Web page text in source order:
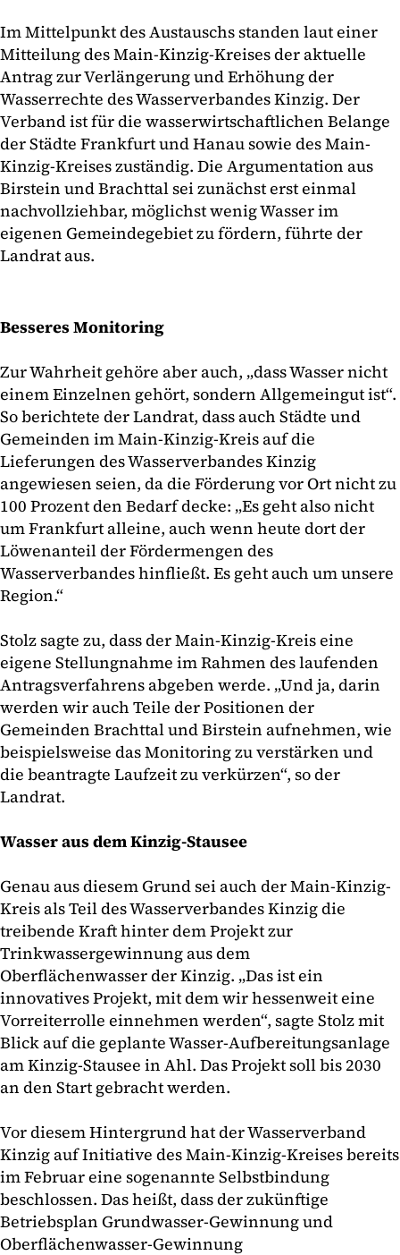
Im Mittelpunkt des Austauschs standen laut einer
Mitteilung des Main-Kinzig-Kreises der aktuelle
Antrag zur Verlängerung und Erhöhung der
Wasserrechte des Wasserverbandes Kinzig. Der
Verband ist für die wasserwirtschaftlichen Belange
der Städte Frankfurt und Hanau sowie des Main-
Kinzig-Kreises zuständig. Die Argumentation aus
Birstein und Brachttal sei zunächst erst einmal
nachvollziehbar, möglichst wenig Wasser im
eigenen Gemeindegebiet zu fördern, führte der
Landrat aus.
Besseres Monitoring
Zur Wahrheit gehöre aber auch, „dass Wasser nicht
einem Einzelnen gehört, sondern Allgemeingut ist“.
So berichtete der Landrat, dass auch Städte und
Gemeinden im Main-Kinzig-Kreis auf die
Lieferungen des Wasserverbandes Kinzig
angewiesen seien, da die Förderung vor Ort nicht zu
100 Prozent den Bedarf decke: „Es geht also nicht
um Frankfurt alleine, auch wenn heute dort der
Löwenanteil der Fördermengen des
Wasserverbandes hinfließt. Es geht auch um unsere
Region.“
Stolz sagte zu, dass der Main-Kinzig-Kreis eine
eigene Stellungnahme im Rahmen des laufenden
Antragsverfahrens abgeben werde. „Und ja, darin
werden wir auch Teile der Positionen der
Gemeinden Brachttal und Birstein aufnehmen, wie
beispielsweise das Monitoring zu verstärken und
die beantragte Laufzeit zu verkürzen“, so der
Landrat.
Wasser aus dem Kinzig-Stausee
Genau aus diesem Grund sei auch der Main-Kinzig-
Kreis als Teil des Wasserverbandes Kinzig die
treibende Kraft hinter dem Projekt zur
Trinkwassergewinnung aus dem
Oberflächenwasser der Kinzig. „Das ist ein
innovatives Projekt, mit dem wir hessenweit eine
Vorreiterrolle einnehmen werden“, sagte Stolz mit
Blick auf die geplante Wasser-Aufbereitungsanlage
am Kinzig-Stausee in Ahl. Das Projekt soll bis 2030
an den Start gebracht werden.
Vor diesem Hintergrund hat der Wasserverband
Kinzig auf Initiative des Main-Kinzig-Kreises bereits
im Februar eine sogenannte Selbstbindung
beschlossen. Das heißt, dass der zukünftige
Betriebsplan Grundwasser-Gewinnung und
Oberflächenwasser-Gewinnung